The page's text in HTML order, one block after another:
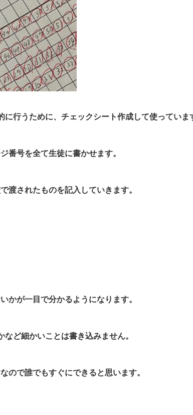
行うために、チェックシート作成して使っていま
番号を全て生徒に書かせます。
渡されたものを記入していきます。
かが一目で分かるようになります。
ど細かいことは書き込みません。
ので誰でもすぐにできると思います。